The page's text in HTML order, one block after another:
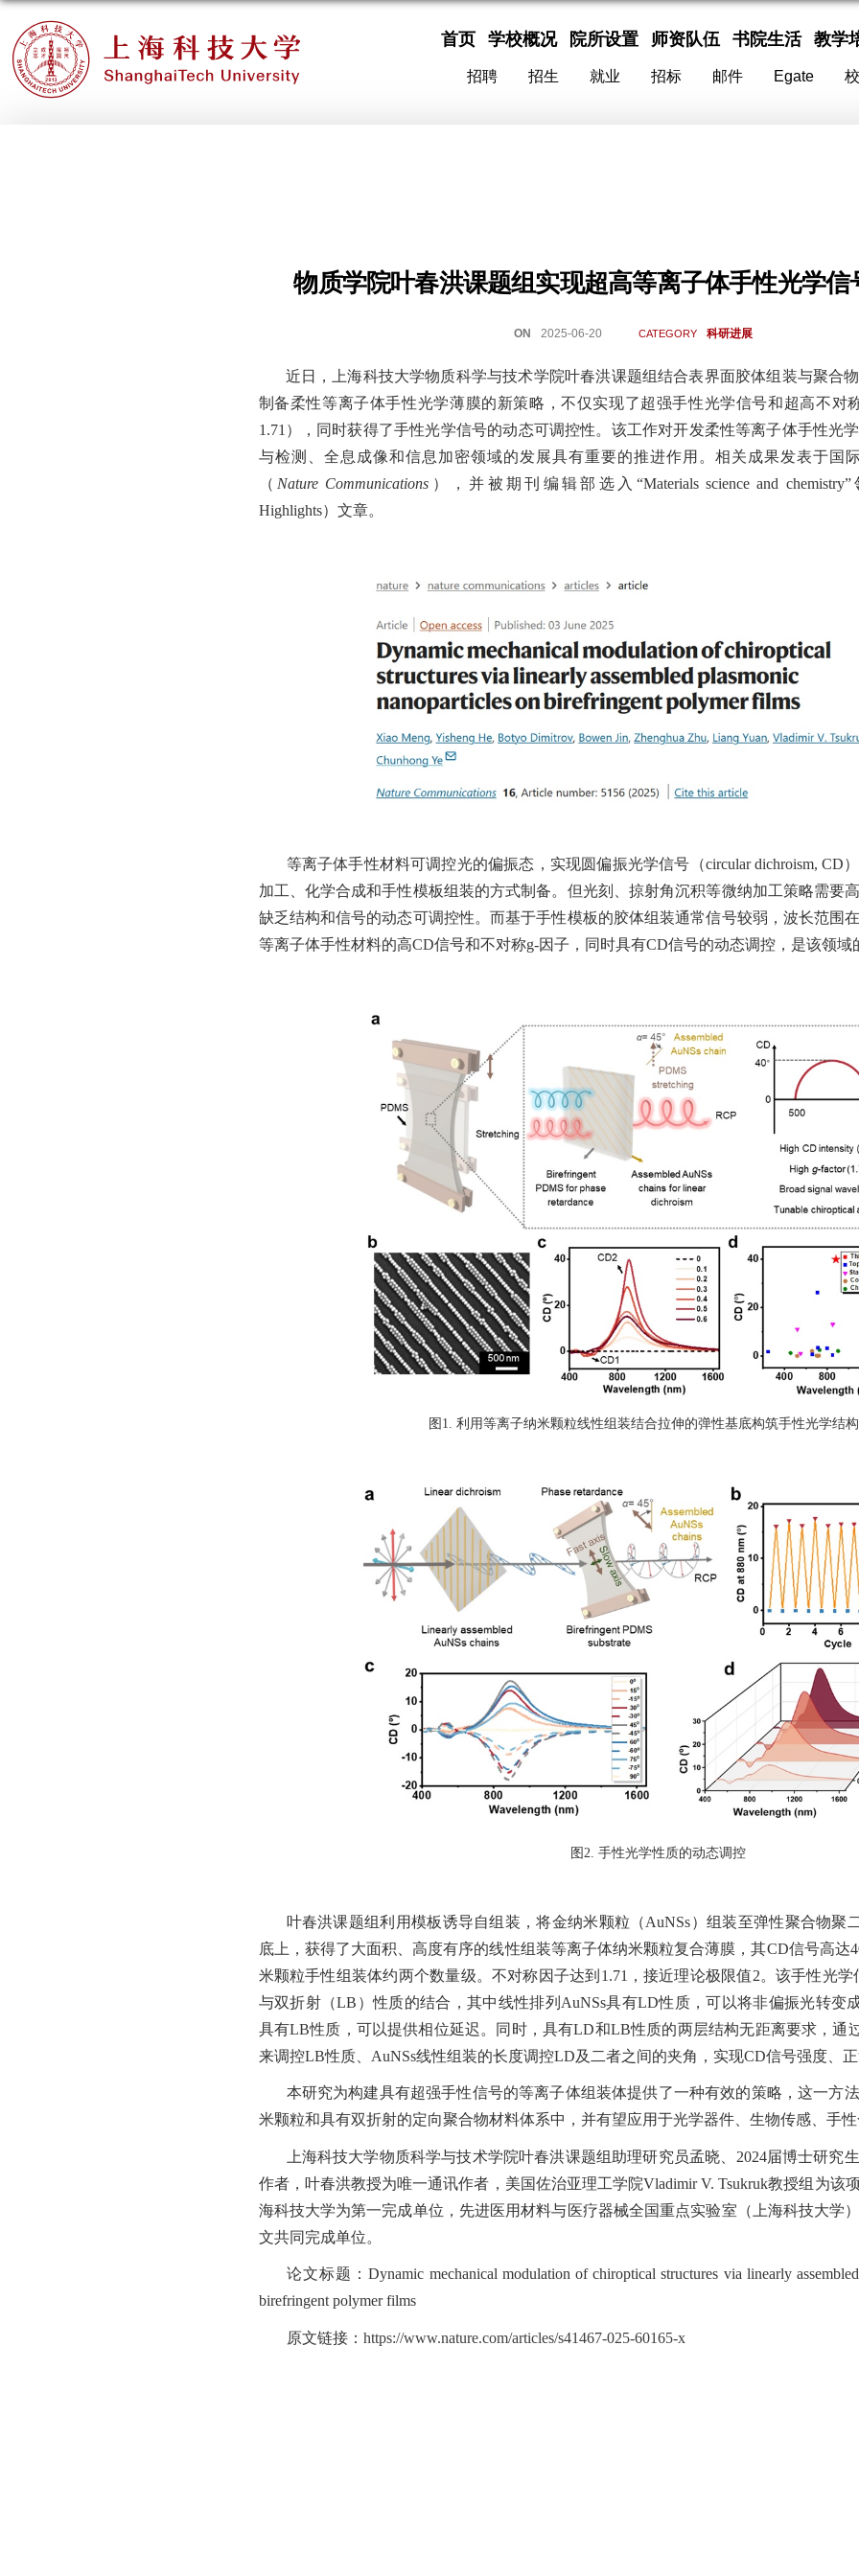
首页 学校概况 院所设置 师资队伍 书院生活 教学
招聘 招生 就业 招标 邮件 Egate
物质学院叶春洪课题组实现超高等离子体手性光学信
ON 2025-06-20 CATEGORY 科研进展
近日，上海科技大学物质科学与技术学院叶春洪课题组结合表界面胶体组装与聚合
制备柔性等离子体手性光学薄膜的新策略，不仅实现了超强手性光学信号和超高不对
1.71），同时获得了手性光学信号的动态可调控性。该工作对开发柔性等离子体手性光
与检测、全息成像和信息加密领域的发展具有重要的推进作用。相关成果发表于国
（ Nature Communications ），并被期刊编辑部选入 “Materials science and
Highlights）文章。
等离子体手性材料可调控光的偏振态，实现圆偏振光学信号（circular dichroism, CD
加工、化学合成和手性模板组装的方式制备。但光刻、掠射角沉积等微纳加工策略需要
缺乏结构和信号的动态可调控性。而基于手性模板的胶体组装通常信号较弱，波长范围
等离子体手性材料的高CD信号和不对称g-因子，同时具有CD信号的动态调控，是该领域
图 1. 利用等离子纳米颗粒线性组装结合拉伸的弹性基底构筑手性光学结构
图 2. 手性光学性质的动态调控
叶春洪课题组利用模板诱导自组装，将金纳米颗粒（AuNSs）组装至弹性聚合物聚
底上，获得了大面积、高度有序的线性组装等离子体纳米颗粒复合薄膜，其CD信号高达
米颗粒手性组装体约两个数量级。不对称因子达到1.71，接近理论极限值2。该手性光
与双折射（LB）性质的结合，其中线性排列AuNSs具有LD性质，可以将非偏振光转变
具有LB性质，可以提供相位延迟。同时，具有LD和LB性质的两层结构无距离要求，通
来调控LB性质、AuNSs线性组装的长度调控LD及二者之间的夹角，实现CD信号强度、
本研究为构建具有超强手性信号的等离子体组装体提供了一种有效的策略，这一方
米颗粒和具有双折射的定向聚合物材料体系中，并有望应用于光学器件、生物传感、手
上海科技大学物质科学与技术学院叶春洪课题组助理研究员孟晓、 2024届博士研究
作者，叶春洪教授为唯一通讯作者，美国佐治亚理工学院Vladimir V. Tsukruk教授组为该
海科技大学为第一完成单位，先进医用材料与医疗器械全国重点实验室（上海科技大学
文共同完成单位。
论文标题：Dynamic mechanical modulation of chiroptical structures via linearly
birefringent polymer films
原文链接： https://www.nature.com/articles/s41467-025-60165-x